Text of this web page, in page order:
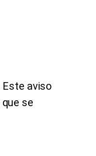
Este aviso
se